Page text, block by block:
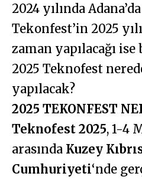
2024 yılında
Tekonfest’in 2025
zaman yapılacağı
2025 Teknofest
yapılacak?
2025 TEKONFEST
Teknofest 2025, 1-4
arasında Kuzey
Cumhuriyeti‘nde